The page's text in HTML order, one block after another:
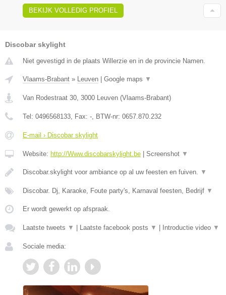
BEKIJK VOLLEDIG PROFIEL
Discobar skylight
Niet gevestigd in de plaats Willerzie en in de provincie Namen.
Vlaams-Brabant » Leuven Google maps ▼
Van Rodestraat 30 3000 Leuven (Vlaams-Brabant)
Tel: 0496568133 , Fax: - , BTW-nr: 0657.870.232
E-mail › Discobar skylight
Website: http://Www.discobarskylight.be Screenshot ▼
Discobar.skylight voor ambiance op al uw feesten en fuiven. ▼
Discobar. Dj, Karaoke, Foute party's, Karnaval feesten, Bedrijf ▼
Er wordt gewerkt op afspraak.
Laatste tweets ▼ Laatste facebook posts ▼ Introductie video ▼
Sociale media: